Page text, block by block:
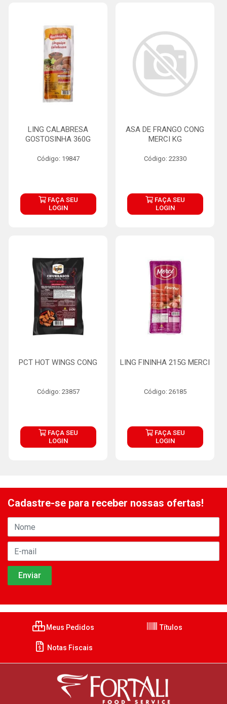
LING CALABRESA
GOSTOSINHA 360G
Código: 19847
FAÇA SEU
LOGIN
ASA DE FRANGO CONG
MERCI KG
Código: 22330
FAÇA SEU
LOGIN
PCT HOT WINGS CONG
Código: 23857
FAÇA SEU
LOGIN
LING FININHA 215G MERCI
Código: 26185
FAÇA SEU
LOGIN
Cadastre-se para receber nossas ofertas!
Meus Pedidos Títulos
Notas Fiscais